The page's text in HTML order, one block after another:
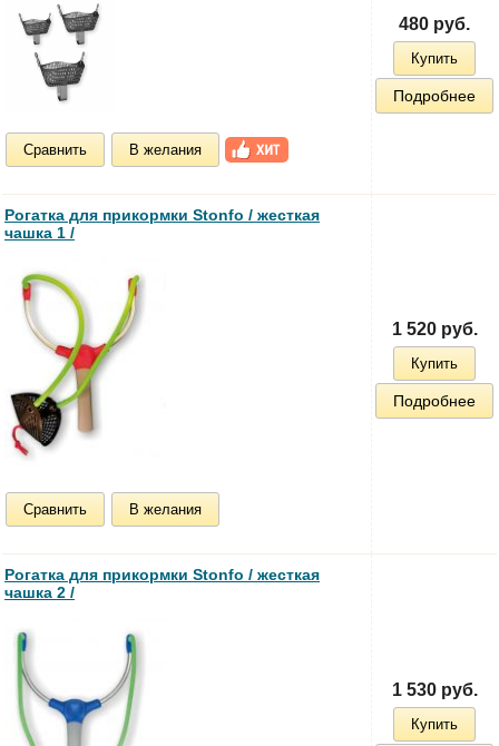
Сравнить В желания
480 руб.
Купить
Подробнее
Рогатка для прикормки Stonfo / жесткая
чашка 1 /
Сравнить В желания
1 520 руб.
Купить
Подробнее
Рогатка для прикормки Stonfo / жесткая
чашка 2 /
1 530 руб.
Купить